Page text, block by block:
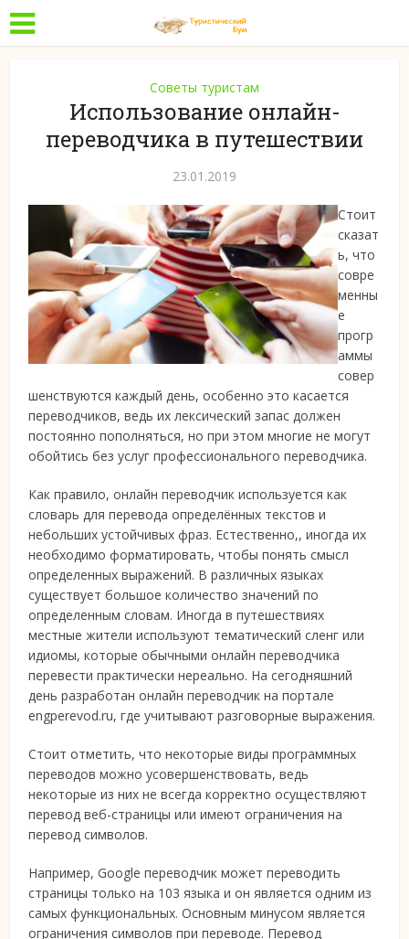
Советы туристам
Использование онлайн-
переводчика в путешествии
23.01.2019
Стоит
сказат
ь, что
совре
менны
е
прогр
аммы
совер
шенствуются каждый день, особенно это касается
переводчиков, ведь их лексический запас должен
постоянно пополняться, но при этом многие не могут
обойтись без услуг профессионального переводчика.
Как правило, онлайн переводчик используется как
словарь для перевода определённых текстов и
небольших устойчивых фраз. Естественно,, иногда их
необходимо форматировать, чтобы понять смысл
определенных выражений. В различных языках
существует большое количество значений по
определенным словам. Иногда в путешествиях
местные жители используют тематический сленг или
идиомы, которые обычными онлайн переводчика
перевести практически нереально. На сегодняшний
день разработан онлайн переводчик на портале
engperevod.ru, где учитывают разговорные выражения.
Стоит отметить, что некоторые виды программных
переводов можно усовершенствовать, ведь
некоторые из них не всегда корректно осуществляют
перевод веб-страницы или имеют ограничения на
перевод символов.
Например, Google переводчик может переводить
страницы только на 103 языка и он является одним из
самых функциональных. Основным минусом является
ограничения символов при переводе. Перевод